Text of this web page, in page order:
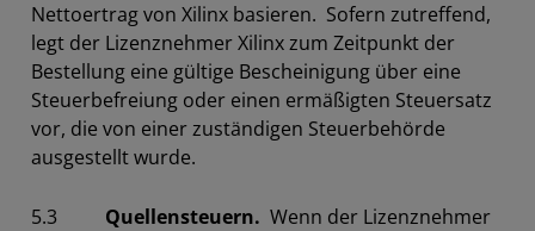
Nettoertrag von Xilinx basieren. Sofern zutreffend,
legt der Lizenznehmer Xilinx zum Zeitpunkt der
Bestellung eine gültige Bescheinigung über eine
Steuerbefreiung oder einen ermäßigten Steuersatz
vor, die von einer zuständigen Steuerbehörde
ausgestellt wurde.
5.3 Quellensteuern. Wenn der Lizenznehmer